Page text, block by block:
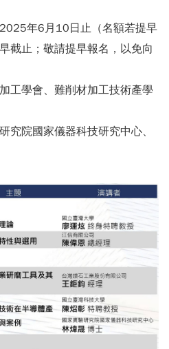
年6月10日止（名額若提早
截止；敬請提早報名，以免向
工學會、難削材加工技術產學
究院國家儀器科技研究中心、